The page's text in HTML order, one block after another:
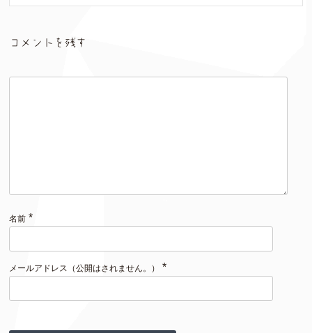
コメントを残す
名前 *
メールアドレス（公開はされません。） *